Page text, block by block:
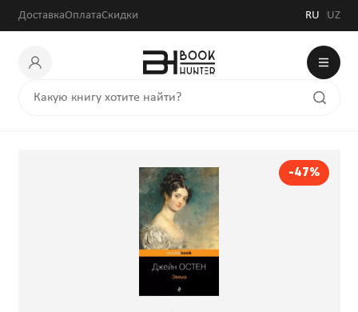
ДоставкаОплатаСкидки RU UZ
-47%